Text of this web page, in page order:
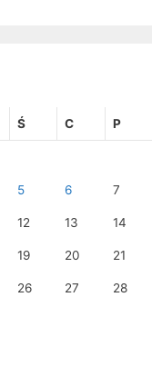
Ś C P
5 6 7
12 13 14
19 20 21
26 27 28